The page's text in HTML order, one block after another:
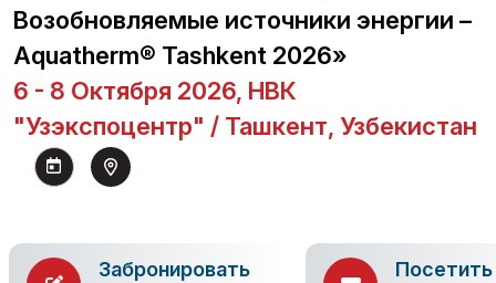
Возобновляемые источники энергии –
Aquatherm® Tashkent 2026»
6 - 8 Октября 2026, НВК
"Узэкспоцентр" / Ташкент, Узбекистан
Забронировать
Посетить